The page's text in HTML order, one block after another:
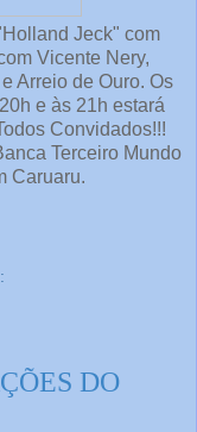
Jeck" com
Vicente Nery,
Arreio de Ouro. Os
e às 21h estará
Convidados!!!
Terceiro Mundo
Caruaru.
DO